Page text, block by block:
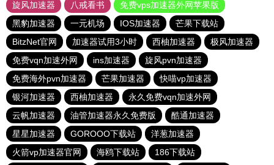
旋风加速器
八戒看书
免费vps加速器外网苹果版
黑豹加速器
一元机场 IOS加速器
芒果下载站
BitzNet官网
加速器试用3小时 西柚加速器
极风加速器
免费vqn加速外网
ins加速器
旋风pvn加速器
免费海外pvn加速器
芒果加速器
快喵vp加速器
银河加速器
西柚加速器
永久免费vqn加速外网
云帆加速器
油管加速器永久免费版
酷通加速器
星星加速器
GOROOO下载站
洋葱加速器
火箭vp加速器官网
海鸥下载站 186下载站